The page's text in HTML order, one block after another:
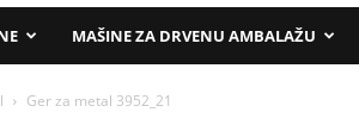
MAŠINE ZA DRVENU AMBALAŽU
Ger za metal 3952_21